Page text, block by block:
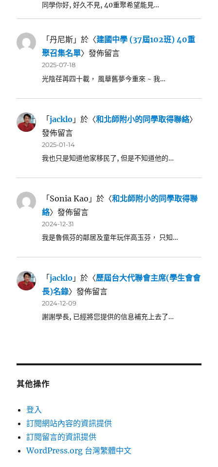
同學你好, 好久不見, 40重聚希望能見…
「丹尼斯 」於〈建國中學 (37屆102班) 40重
聚召集名單〉發佈留言
2025-07-18
光陰荏苒四十載， 風華舊夢今重來 ~ 我…
「jacklo 」於〈和北師附小的同學取得聯絡〉
發佈留言
2025-01-14
我也只是知道他家移民了, 但是不知道他的…
「Sonia Kao 」於〈和北師附小的同學取得聯
絡〉發佈留言
2024-12-31
我是魯佩芬的鄰居及童年玩伴高玉芬， 只知…
「jacklo 」於〈歷屆台大代聯會主席(學生會會
長)名錄〉發佈留言
2024-12-09
謝謝學長, 已經將您提供的信息補充上去了…
其他操作
登入
訂閱網站內容的資訊提供
訂閱留言的資訊提供
WordPress.org 台灣繁體中文